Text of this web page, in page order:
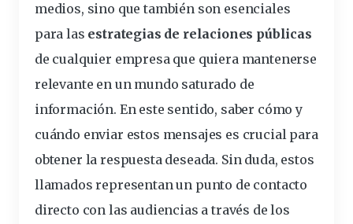
medios, sino que también son esenciales
para las estrategias de relaciones públicas
de cualquier empresa que quiera mantenerse
relevante en un mundo saturado de
información. En este sentido, saber cómo y
cuándo enviar estos mensajes es crucial para
obtener la respuesta deseada. Sin duda, estos
llamados representan un punto de contacto
directo con las audiencias a través de los